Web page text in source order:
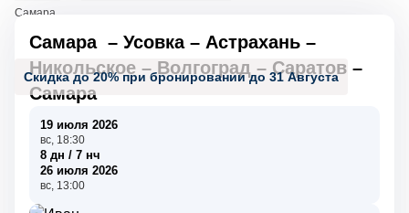
Самара
Скидка до 20% при бронировании до 31 Августа
Самара – Усовка– Астрахань –
Никольское –Волгоград –Саратов –
Самара
19 июля 2026
вс, 18:30
8 дн / 7 нч
26 июля 2026
вс, 13:00